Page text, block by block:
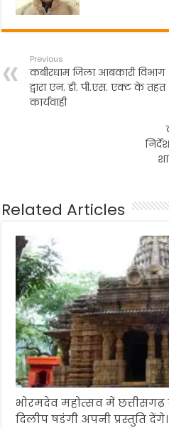
Previous
कबीरधाम जिला आबकारी विभाग
द्वारा एन. डी. पी.एस. एक्ट के तहत
कार्यवाही
Related Articles
भोरमदेव महोत्सव में
दिलीप षडंगी अपनी प्रस्तुति देंगे।